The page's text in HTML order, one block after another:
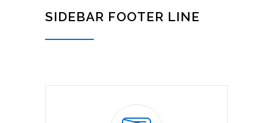
SIDEBAR FOOTER LINE